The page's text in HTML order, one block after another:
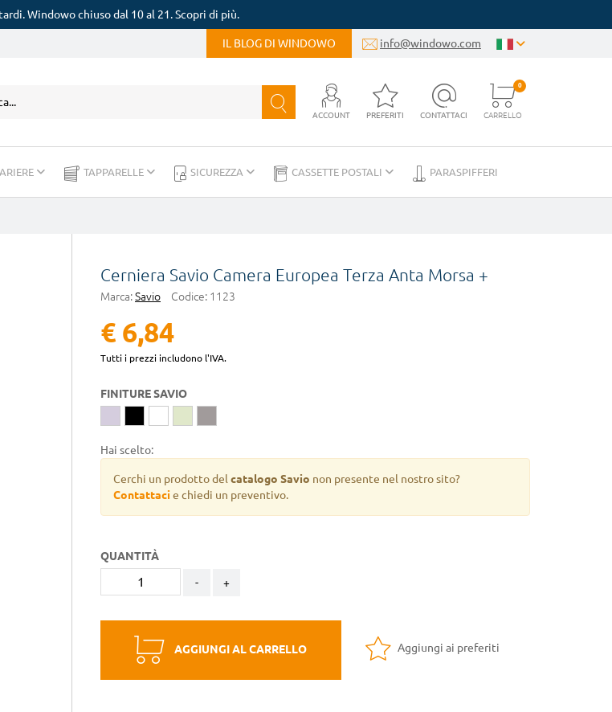
Windowo chiuso dal 10 al 21. Scopri di più.
IL BLOG DI WINDOWO info@windowo.com
ACCOUNT PREFERITI CONTATTACI CARRELLO
0
TAPPARELLE SICUREZZA CASSETTE POSTALI PARASPIFFERI
Cerniera Savio Camera Europea Terza Anta Morsa +
Marca:Savio Codice: 1123
€ 6,84
Tutti i prezzi includono l'IVA.
FINITURE SAVIO
Hai scelto:
Cerchi un prodotto del catalogo Savio non presente nel nostro sito?
Contattacie chiedi un preventivo.
QUANTITÀ
- +
AGGIUNGI AL CARRELLO Aggiungi ai preferiti